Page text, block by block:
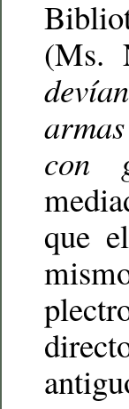
(Ms.
con
que